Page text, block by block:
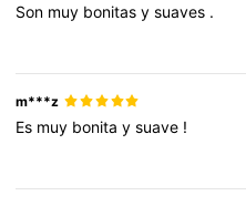
Son muy bonitasysuaves .
m***z
Es muy bonitaysuave !